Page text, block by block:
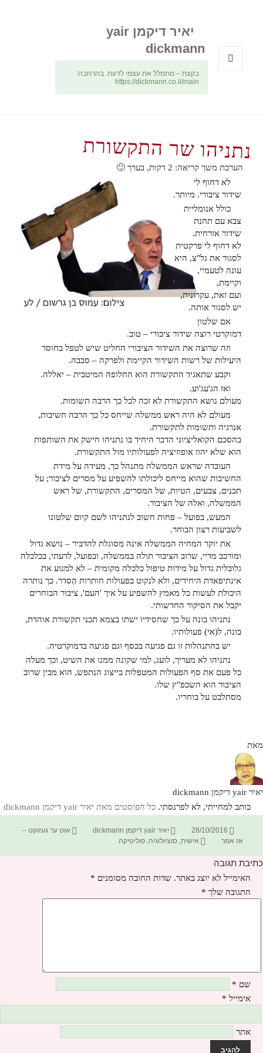
יאיר דיקמן yair
dickmann
בקצת – מתמלל את עצמי לדעת. בהרחבה:
https://dickmann.co.il/main
נתניהו שר התקשורת
הערכת משך קריאה: 2 דקות, בערך 🙂
לא דחוף לי
שידור ציבורי. מיותר.
כולל אנומליית
צבא עם תחנת
שידור אזרחית.
לא דחוף לי פרקטית
לסגור את גל"צ, היא
עונה לטעמיי,
וקיימת,
ועם זאת, עקרונית,
יש לסגור אותה.
אם שלטון
דמוקרטי רוצה שידור ציבורי – טוב.
וזה שרוצה את השידור הציבורי החליט שיש לטפל בחוסר
היעילות של רשות השידור הקיימת ולפרקה – סבבה.
וקבע שתאגיד התקשורת הוא החלופה המיטבית – יאללה.
ואז הג'עג'וע.
מעולם נושא התקשורת לא זכה לכל כך הרבה תשומות.
מעולם לא היה ראש ממשלה שייחס כל כך הרבה חשיבות,
אנרגיה ותשומות לתקשורת.
בהסכם הקואליציוני הדבר היחיד בו נתניהו חישק את השותפות
הוא שלא יהוו אופוזיציה לפעולותיו מול התקשורת.
העובדה שראש הממשלה מתנהל כך, מעידה על מידת
החשיבות שהוא מייחס ליכולתו להשפיע על מסרים לציבור; על
תכנים, צבעים, הטיות, של המסרים, התקשורת, של ראש
הממשלה, ואלה של הציבור.
המעש, בפועל – פחות חשוב לנתניהו לשם קיום שלטונו
לשביעות רצון הבוחר.
את יוקר המחיה הממשלה אינה מסוגלת להדביר – נושא גדול
ומורכב מדיי, שרוב הציבור תולה בממשלה, ובפועל, לדעתי, בכלכלה
גלובלית גדול על מידות טיפול כלכלה מקומית – לא למנוע את
אינתיפאדת היחידים, ולא לנקוט בפעולות חותרות הֶסדר. כך נותרה
היכולת לעשות כל מאמץ להשפיע על איך 'העם', ציבור הבוחרים
יקבל את הסיקור החדשותי.
נתניהו בונה על כך שחסידיו ישתו בצמא תכני תקשורת אוהדת,
בונה, ל(אי) פעולותיו.
יש בהתנהלות זו גם פגיעה בכסף וגם פגיעה בדמוקרטיה.
נתניהו לא מעריך, לועג, למי שקונה ממנו את השיט, וכך מעלה
כל פעם את סף הפעולות המטפלות בייצוג הנתפש, הוא מבין שרוב
הציבור הוא השכפ"ץ שלו.
מסתלבט על בוחריו.
מאת
יאיר yair דיקמן dickmann
כותב למחייתי, לא לפרנסתי. כל הפוסטים מאת יאיר yair דיקמן dickmann‏
פורסם
בתאריך
28/10/2016 מחבר
יאיר yair דיקמן dickmann קטגוריות
אוט ער געזוקט –
אז אמר
תגיות
אישית,סוציולוגיה,פוליטיקה
כתיבת תגובה
האימייל לא יוצג באתר. שדות החובה מסומנים *
התגובה שלך *
שם *
אימייל *
אתר